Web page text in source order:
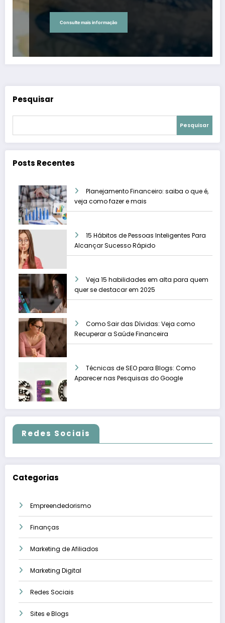
Consulte mais informação
Pesquisar
Pesquisar
Posts Recentes
Planejamento Financeiro: saiba o que é,
veja como fazer e mais
15 Hábitos de Pessoas Inteligentes Para
Alcançar Sucesso Rápido
Veja 15 habilidades em alta para quem
quer se destacar em 2025
Como Sair das Dívidas: Veja como
Recuperar a Saúde Financeira
Técnicas de SEO para Blogs: Como
Aparecer nas Pesquisas do Google
Redes Sociais
Categorias
Empreendedorismo
Finanças
Marketing de Afiliados
Marketing Digital
Redes Sociais
Sites e Blogs